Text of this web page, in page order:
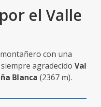
el Valle
con una
agradecido Val
Blanca (2367 m).